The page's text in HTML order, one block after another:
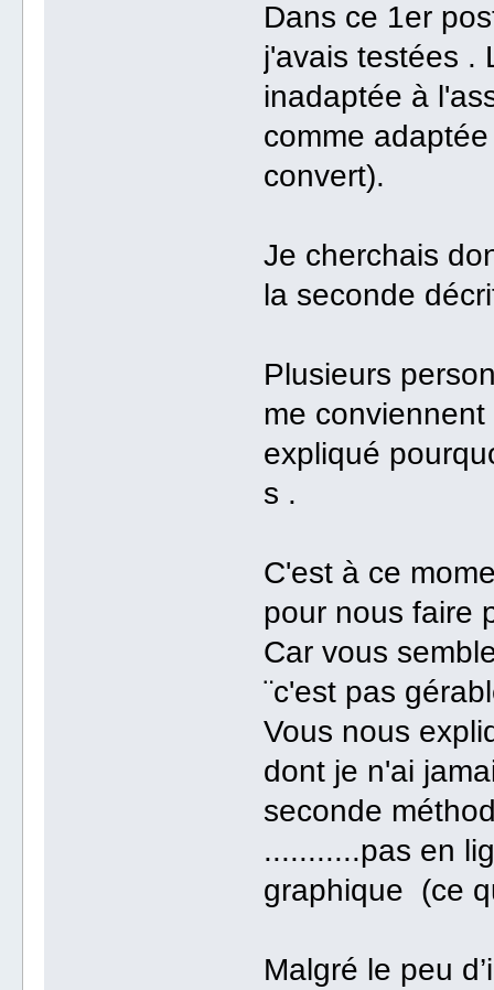
Dans ce 1er
j'avais testées .
inadaptée à
comme
convert).
Je cherchais
la seconde
Plusieurs
me
expliqué
s .
C'est à ce
pour nous faire
Car vous
¨c'est pas
Vous nous
dont je n'ai
seconde
...........pas en
graphique (ce
Malgré le peu